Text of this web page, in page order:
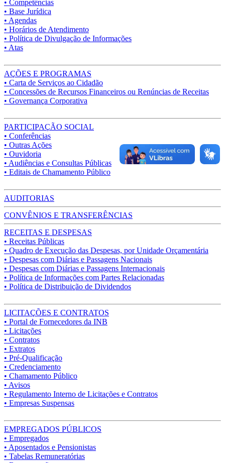
• Competências
• Base Jurídica
• Agendas
• Horários de Atendimento
• Política de Divulgação de Informações
• Atas
AÇÕES E PROGRAMAS
• Carta de Serviços ao Cidadão
• Concessões de Recursos Financeiros ou Renúncias de Receitas
• Governança Corporativa
PARTICIPAÇÃO SOCIAL
• Conferências
• Outras Ações
• Ouvidoria
• Audiências e Consultas Públicas
• Editais de Chamamento Público
AUDITORIAS
CONVÊNIOS E TRANSFERÊNCIAS
RECEITAS E DESPESAS
• Receitas Públicas
• Quadro de Execução das Despesas, por Unidade Orçamentária
• Despesas com Diárias e Passagens Nacionais
• Despesas com Diárias e Passagens Internacionais
• Política de Informações com Partes Relacionadas
• Política de Distribuição de Dividendos
LICITAÇÕES E CONTRATOS
• Portal de Fornecedores da INB
• Licitações
• Contratos
• Extratos
• Pré-Qualificação
• Credenciamento
• Chamamento Público
• Avisos
• Regulamento Interno de Licitações e Contratos
• Empresas Suspensas
EMPREGADOS PÚBLICOS
• Empregados
• Aposentados e Pensionistas
• Tabelas Remuneratórias